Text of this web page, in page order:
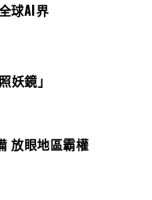
球AI界
妖鏡」
放眼地區霸權